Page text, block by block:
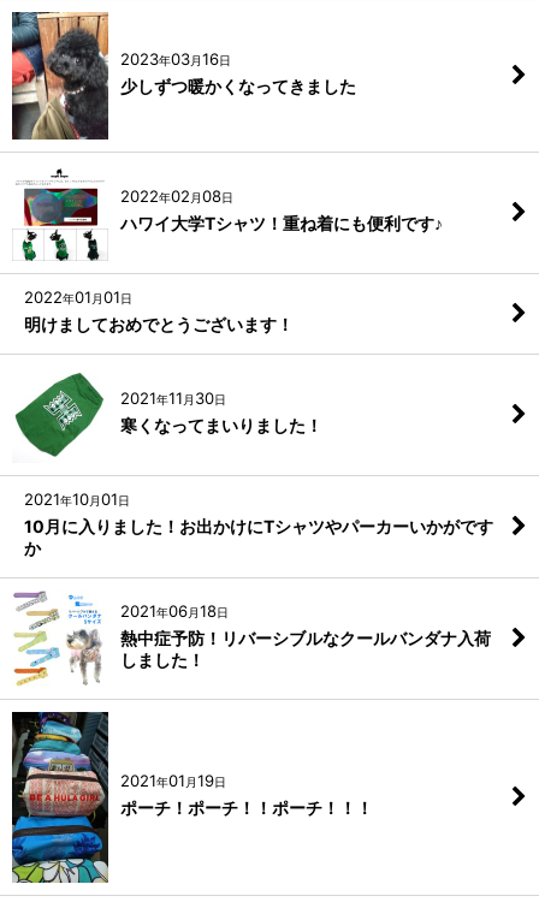
2023年03月16日
少しずつ暖かくなってきました
2022年02 月08日
ハワイ大学Tシャツ！重ね着にも便利です♪
2022年01 月01日
明けましておめでとうございます！
2021年11 月 30日
寒くなってまいりました！
2021年10月01日
10月に入りました！お出かけにTシャツやパーカーいかがです
か
2021年06月18日
熱中症予防！リバーシブルなクールバンダナ入荷
しました！
2021年01 月19日
ポーチ！ポーチ！！ポーチ！！！